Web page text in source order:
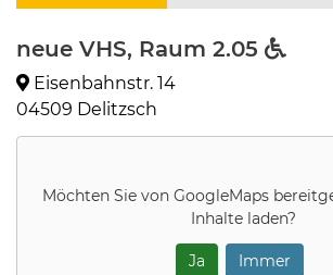
neue VHS, Raum 2.05
Eisenbahnstr. 14
04509 Delitzsch
Möchten Sie von GoogleMaps
Inhalte laden?
Ja Immer